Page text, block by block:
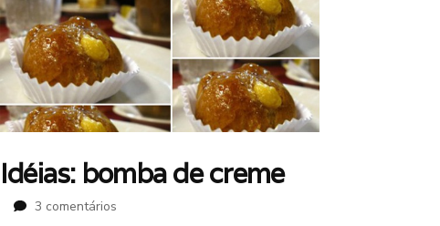
Idéias: bomba de creme
3 comentáriosem